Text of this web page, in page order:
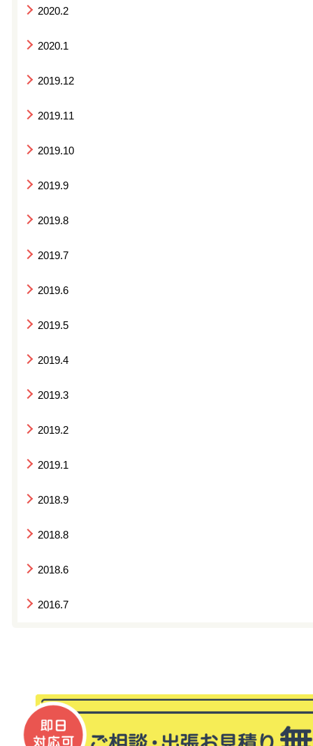
2020.2
2020.1
2019.12
2019.11
2019.10
2019.9
2019.8
2019.7
2019.6
2019.5
2019.4
2019.3
2019.2
2019.1
2018.9
2018.8
2018.6
2016.7